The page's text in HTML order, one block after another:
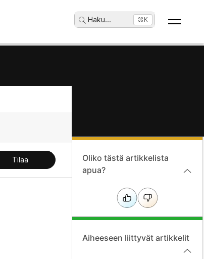
Haku... ⌘K
Tilaa
Oliko tästä artikkelista
apua?
Aiheeseen liittyvät artikkelit